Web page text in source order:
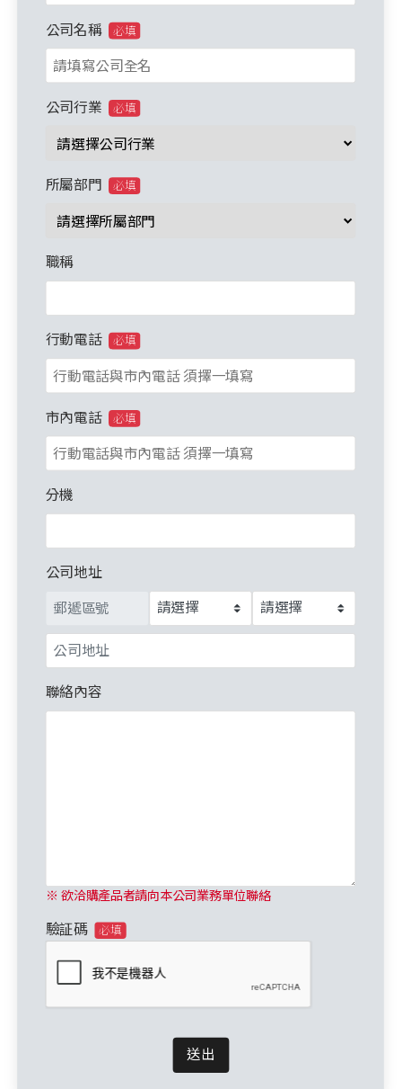
公司名稱 必填
公司行業 必填
所屬部門 必填
職稱
行動電話 必填
市內電話 必填
分機
公司地址
聯絡內容
※ 欲洽購產品者請向本公司業務單位聯絡
驗証碼 必填
送出